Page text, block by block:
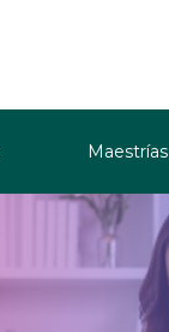
Maestrías